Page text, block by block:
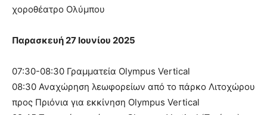
χοροθέατρο Ολύμπου
Παρασκευή 27 Ιουνίου 2025
07:30-08:30 Γραμματεία Olympus Vertical
08:30 Αναχώρηση λεωφορείων από το πάρκο Λιτοχώρου
προς Πριόνια για εκκίνηση Olympus Vertical